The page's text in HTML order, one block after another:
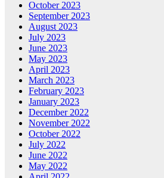
October 2023
September 2023
August 2023
July 2023
June 2023
May 2023
April 2023
March 2023
February 2023
January 2023
December 2022
November 2022
October 2022
July 2022
June 2022
May 2022